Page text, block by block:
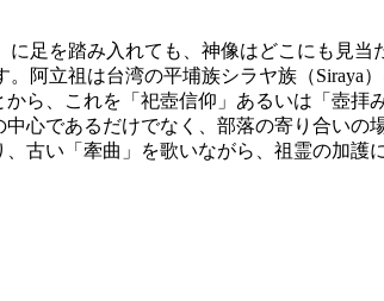
に足を踏み入れても、神像はどこにも見
。阿立祖は台湾の平埔族シラヤ族（
ら、これを「祀壺信仰」あるいは「壺
心であるだけでなく、部落の寄り合い
古い「牽曲」を歌いながら、祖霊の加護